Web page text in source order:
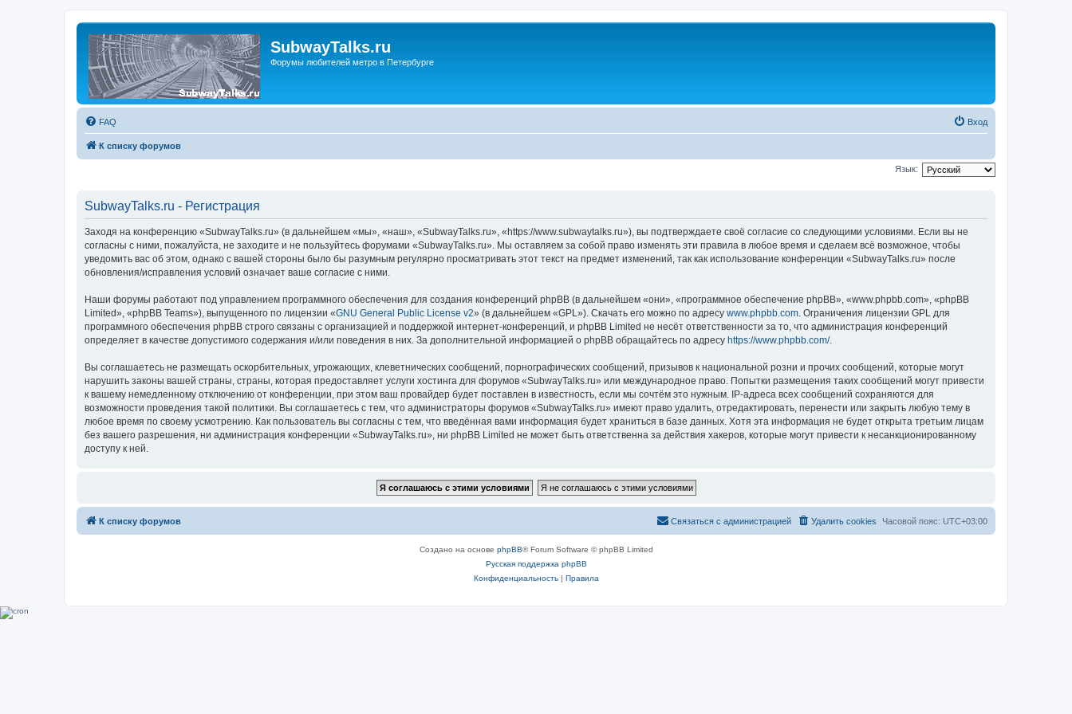
SubwayTalks.ru
Форумы любителей метро в Петербурге
FAQ Вход
К списку форумов
Язык:
SubwayTalks.ru - Регистрация
Заходя на конференцию «SubwayTalks.ru» (в дальнейшем «мы», «наш», «SubwayTalks.ru», «https://www.subwaytalks.ru»), вы подтверждаете своё согласие со следующими условиями. Если вы не
согласны с ними, пожалуйста, не заходите и не пользуйтесь форумами «SubwayTalks.ru». Мы оставляем за собой право изменять эти правила в любое время и сделаем всё возможное, чтобы
уведомить вас об этом, однако с вашей стороны было бы разумным регулярно просматривать этот текст на предмет изменений, так как использование конференции «SubwayTalks.ru» после
обновления/исправления условий означает ваше согласие с ними.
Наши форумы работают под управлением программного обеспечения для создания конференций phpBB (в дальнейшем «они», «программное обеспечение phpBB», «www.phpbb.com», «phpBB
Limited», «phpBB Teams»), выпущенного по лицензии «GNU General Public License v2» (в дальнейшем «GPL»). Скачать его можно по адресу www.phpbb.com . Ограничения лицензии GPL для
программного обеспечения phpBB строго связаны с организацией и поддержкой интернет-конференций, и phpBB Limited не несёт ответственности за то, что администрация конференций
определяет в качестве допустимого содержания и/или поведения в них. За дополнительной информацией о phpBB обращайтесь по адресу https://www.phpbb.com/.
Вы соглашаетесь не размещать оскорбительных, угрожающих, клеветнических сообщений, порнографических сообщений, призывов к национальной розни и прочих сообщений, которые могут
нарушить законы вашей страны, страны, которая предоставляет услуги хостинга для форумов «SubwayTalks.ru» или международное право. Попытки размещения таких сообщений могут привести
к вашему немедленному отключению от конференции, при этом ваш провайдер будет поставлен в известность, если мы сочтём это нужным. IP-адреса всех сообщений сохраняются для
возможности проведения такой политики. Вы соглашаетесь с тем, что администраторы форумов «SubwayTalks.ru» имеют право удалить, отредактировать, перенести или закрыть любую тему в
любое время по своему усмотрению. Как пользователь вы согласны с тем, что введённая вами информация будет храниться в базе данных. Хотя эта информация не будет открыта третьим лицам
без вашего разрешения, ни администрация конференции «SubwayTalks.ru», ни phpBB Limited не может быть ответственна за действия хакеров, которые могут привести к несанкционированному
доступу к ней.
К списку форумов Часовой пояс: UTC+03:00
Удалить cookies
Связаться с администрацией
Создано на основе phpBB® Forum Software © phpBB Limited
Русская поддержка phpBB
Конфиденциальность| Правила